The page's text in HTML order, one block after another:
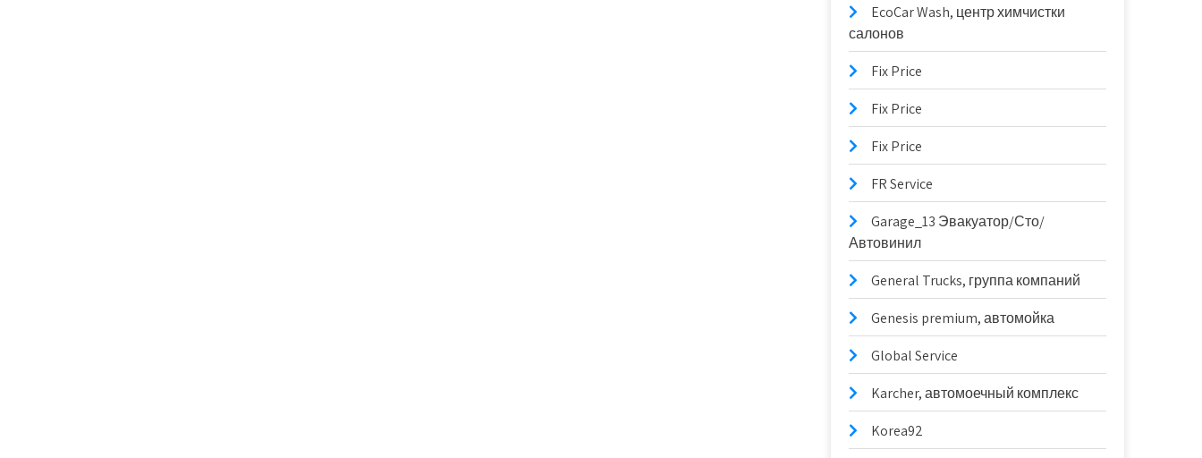
EcoCar Wash, центр химчистки
салонов
Fix Price
Fix Price
Fix Price
FR Service
Garage_13 Эвакуатор/Сто/
Автовинил
General Trucks, группа компаний
Genesis premium, автомойка
Global Service
Karcher, автомоечный комплекс
Korea92